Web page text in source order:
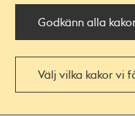
Godkänn alla
Välj vilka kakor vi